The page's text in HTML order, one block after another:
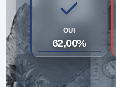
OUI
62,00%